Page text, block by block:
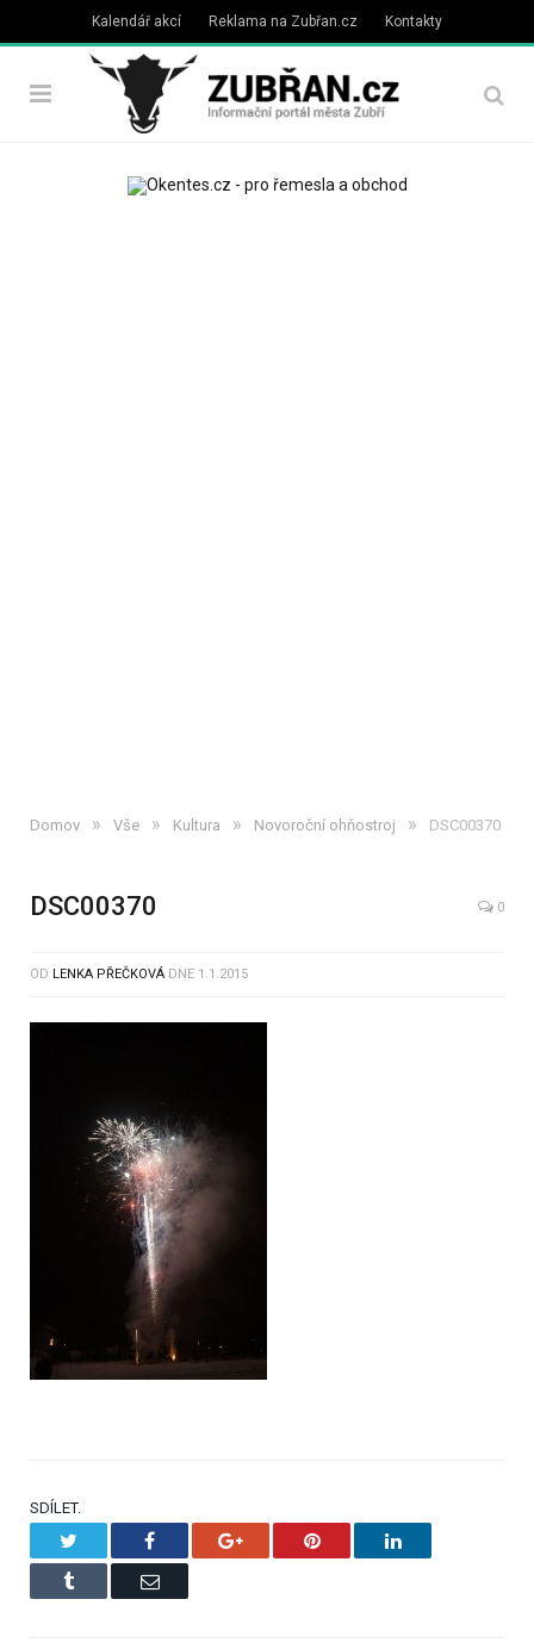
Kalendář akcí Reklama na Zubřan.cz Kontakty
Domov » Vše » Kultura » Novoroční ohňostroj » DSC00370
DSC00370 0
OD LENKA PŘEČKOVÁ DNE 1.1.2015
SDÍLET.
Facebook Google+ Pinterest LinkedIn
Tumblr Email